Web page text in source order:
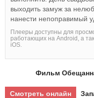
выходить замуж за
нанести непоправимый
Плееры доступны для
работающих на Android, а
iOS.
Фильм
Смотреть онлайн